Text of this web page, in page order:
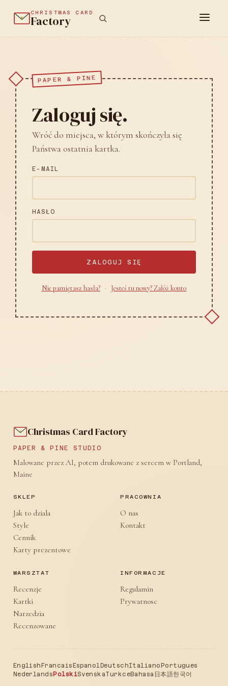
CHRISTMAS CARD
Factory
PAPER & PINE
Zaloguj się.
Wróć do miejsca, w którym skończyła się
Państwa ostatnia kartka.
E-MAIL
HASŁO
ZALOGUJ SIĘ
Nie pamiętasz hasła? · Jesteś tu nowy? Załóż konto
Christmas Card Factory
PAPER & PINE STUDIO
Malowane przez AI, potem drukowane z sercem w Portland,
Maine
SKLEP
Jak to dziala
Style
Cennik
Karty prezentowe
PRACOWNIA
O nas
Kontakt
WARSZTAT
Recenzje
Kartki
Narzedzia
Recenzowane
INFORMACJE
Regulamin
Prywatnosc
English Francais Espanol DeutschItaliano Portugues
Nederlands PolskiSvenskaTurkceBahasa 日本語한국어